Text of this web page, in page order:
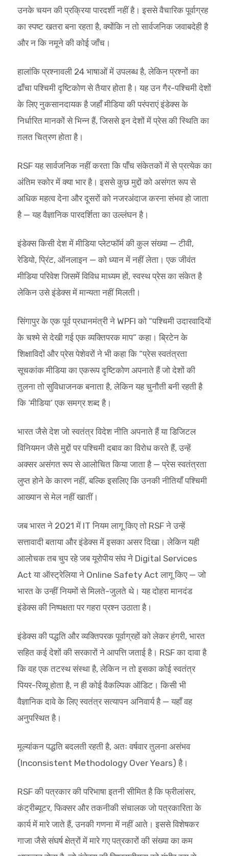
उनके चयन की प्रक्रिया पारदर्शी नहीं है। इससे वैचारिक पूर्वाग्रह
का स्पष्ट खतरा बना रहता है, क्योंकि न तो सार्वजनिक जवाबदेही है
और न कि नमूने की कोई जाँच।
हालांकि प्रश्नावली 24 भाषाओं में उपलब्ध है, लेकिन प्रश्नों का
ढाँचा पश्चिमी दृष्टिकोण से तैयार होता है। यह उन गैर-पश्चिमी देशों
के लिए नुकसानदायक है जहाँ मीडिया की परंपराएं इंडेक्स के
निर्धारित मानकों से भिन्न हैं, जिससे इन देशों में प्रेस की स्थिति का
ग़लत चित्रण होता है।
RSF यह सार्वजनिक नहीं करता कि पाँच संकेतकों में से प्रत्येक का
अंतिम स्कोर में क्या भार है। इससे कुछ मुद्दों को असंगत रूप से
अधिक महत्व देना और दूसरों को नजरअंदाज करना संभव हो जाता
है — यह वैज्ञानिक पारदर्शिता का उल्लंघन है।
इंडेक्स किसी देश में मीडिया प्लेटफॉर्म की कुल संख्या — टीवी,
रेडियो, प्रिंट, ऑनलाइन — को ध्यान में नहीं लेता। एक जीवंत
मीडिया परिवेश जिसमें विविध माध्यम हों, स्वस्थ प्रेस का संकेत है
लेकिन उसे इंडेक्स में मान्यता नहीं मिलती।
सिंगापुर के एक पूर्व प्रधानमंत्री ने WPFI को “पश्चिमी उदारवादियों
के चश्मे से देखी गई एक व्यक्तिपरक माप” कहा। ब्रिटेन के
शिक्षाविदों और प्रेस पेशेवरों ने भी कहा कि “प्रेस स्वतंत्रता
सूचकांक मीडिया का एकरूप दृष्टिकोण अपनाते हैं जो देशों की
तुलना तो सुविधाजनक बनाता है, लेकिन यह चुनौती बनी रहती है
कि ‘मीडिया’ एक समग्र शब्द है।
भारत जैसे देश जो स्वतंत्र विदेश नीति अपनाते हैं या डिजिटल
विनियमन जैसे मुद्दों पर पश्चिमी दबाव का विरोध करते हैं, उन्हें
अक्सर असंगत रूप से आलोचित किया जाता है — प्रेस स्वतंत्रता
लुप्त होने के कारण नहीं, बल्कि इसलिए कि उनकी नीतियाँ पश्चिमी
आख्यान से मेल नहीं खातीं।
जब भारत ने 2021 में IT नियम लागू किए तो RSF ने उन्हें
सत्तावादी बताया और इंडेक्स में इसका असर दिखा। लेकिन यही
आलोचक तब चुप रहे जब यूरोपीय संघ ने Digital Services
Act या ऑस्ट्रेलिया ने Online Safety Act लागू किए — जो
भारत के उन्हीं नियमों से मिलते-जुलते थे। यह दोहरा मानदंड
इंडेक्स की निष्पक्षता पर गहरा प्रश्न उठाता है।
इंडेक्स की पद्धति और व्यक्तिपरक पूर्वाग्रहों को लेकर हंगरी, भारत
सहित कई देशों की सरकारों ने आपत्ति जताई है। RSF का दावा है
कि वह एक तटस्थ संस्था है, लेकिन न तो इसका कोई स्वतंत्र
पियर-रिव्यू होता है, न ही कोई वैकल्पिक ऑडिट। किसी भी
वैज्ञानिक दावे के लिए स्वतंत्र सत्यापन अनिवार्य है — यहाँ वह
अनुपस्थित है।
मूल्यांकन पद्धति बदलती रहती है, अतः वर्षवार तुलना असंभव
(Inconsistent Methodology Over Years) है।
RSF की पत्रकार की परिभाषा इतनी सीमित है कि फ्रीलांसर,
कंट्रीब्यूटर, फिक्सर और तकनीकी संचालक जो पत्रकारिता के
कार्य में मारे जाते हैं, उनकी गणना में नहीं आते। इससे विशेषकर
गाजा जैसे संघर्ष क्षेत्रों में मारे गए पत्रकारों की संख्या का कम